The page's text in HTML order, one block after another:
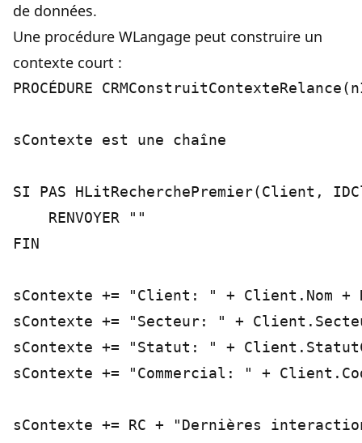
de données.
Une procédure WLangage peut construire un
contexte court :
PROCÉDURE
sContexte est une chaîne
SI PAS HLitRecherchePremier(Client,
    RENVOYER ""
FIN
sContexte += "Client: " + Client.Nom +
sContexte += "Secteur: " +
sContexte += "Statut: " +
sContexte += "Commercial: " +
sContexte += RC + "Dernières